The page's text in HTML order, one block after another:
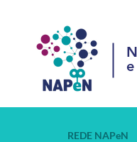
REDE NAPeN